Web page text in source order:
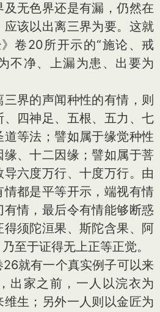
无色界还是有漏，仍然在
该以出离三界为要。这就
卷20所开示的“施论、戒
不净、上漏为患、出要为
界的声闻种性的有情，则
四神足、五根、五力、七
等法；譬如属于缘觉种性
、十二因缘；譬如属于菩
六度万行、十度万行。由
都是平等开示，端视有情
情，最后令有情能够断惑
须陀洹果、斯陀含果、阿
至于证得无上正等正觉。
就有一个真实例子可以来
出家之前，一人以浣衣为
生；另外一人则以金匠为